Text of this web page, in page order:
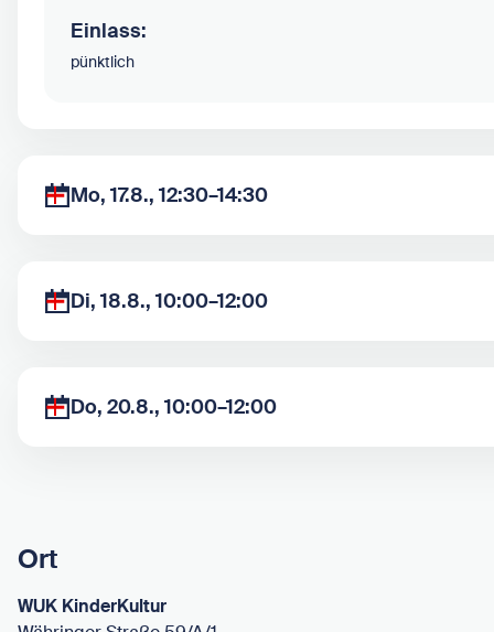
Einlass:
pünktlich
Mo, 17.8., 12:30–14:30
Di, 18.8., 10:00–12:00
Do, 20.8., 10:00–12:00
Ort
WUK KinderKultur